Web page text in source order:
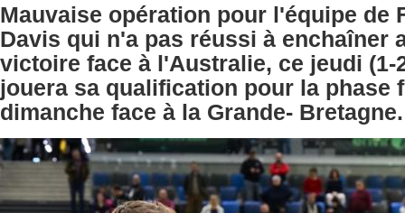
Mauvaise opération pour l'équipe de
Davis qui n'a pas réussi à enchaîner
victoire face à l'Australie, ce jeudi (1-
jouera sa qualification pour la phase
dimanche face à la Grande- Bretagne.